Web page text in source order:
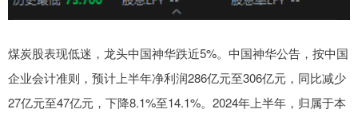
煤炭股表现低迷，龙头中国神华跌近5%。中国神华公告，按中国
企业会计准则，预计上半年净利润286亿元至306亿元，同比减少
27亿元至47亿元，下降8.1%至14.1%。2024年上半年，归属于本